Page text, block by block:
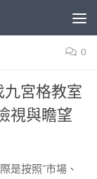
0
九宮格教室
視與瞻望
是按照“市場、